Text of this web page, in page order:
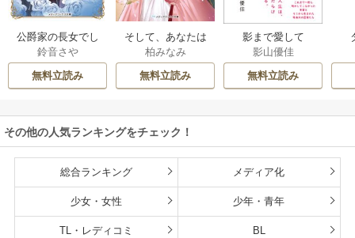
公爵家の長女でし
た
鈴音さや
無料立読み
そして、あなたは
私を捨てる
柏みなみ
無料立読み
影まで愛して
影山優佳
無料立読み
その他の人気ランキングをチェック！
総合ランキング メディア化
少女・女性 少年・青年
TL・レディコミ BL